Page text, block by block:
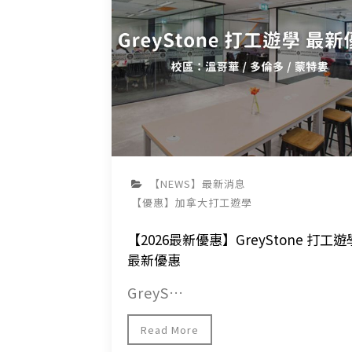
【NEWS】最新消息
【優惠】加拿大打工遊學
【2026最新優惠】GreyStone 打工遊
最新優惠
GreyS…
Read More